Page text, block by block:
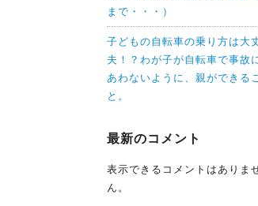
まで・・・）
子どもの自転車の乗り方は大
夫！？わが子が自転車で事故
あわないように、親ができるこ
と。
最新のコメント
表示できるコメントはありま
ん。